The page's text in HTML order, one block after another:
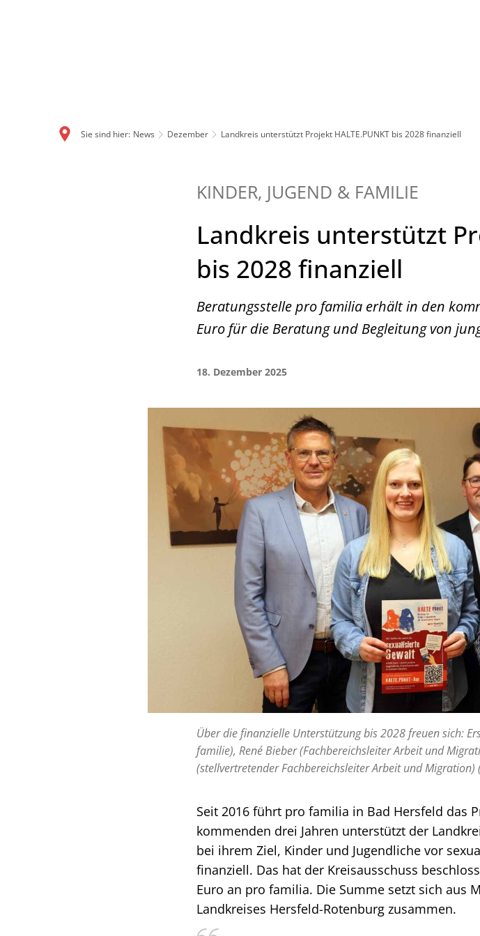
Sie sind hier: News Dezember Landkreis unterstützt Projekt HALTE.PUNKT bis 2028 finanziell
KINDER, JUGEND & FAMILIE
Landkreis unterstützt
bis 2028 finanziell
Beratungsstelle pro familia erhält in den
Euro für die Beratung und Begleitung von
18. Dezember 2025
Über die finanzielle Unterstützung bis 2028 freuen sich:
familie), René Bieber (Fachbereichsleiter Arbeit und
(stellvertretender Fachbereichsleiter Arbeit und Migration)
Seit 2016 führt pro familia in Bad Hersfeld das
kommenden drei Jahren unterstützt der
bei ihrem Ziel, Kinder und Jugendliche vor
finanziell. Das hat der Kreisausschuss
Euro an pro familia. Die Summe setzt sich aus
Landkreises Hersfeld-Rotenburg zusammen.